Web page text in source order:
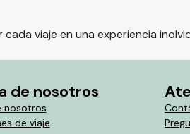
viaje en una experiencia
de nosotros
nosotros
de viaje